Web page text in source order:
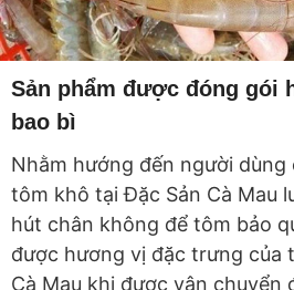
Sản phẩm được đóng gói
bao bì
Nhằm hướng đến người dùng
tôm khô tại Đặc Sản Cà Mau
hút chân không để tôm bảo
được hương vị đặc trưng của
Cà Mau khi được vận chuyển